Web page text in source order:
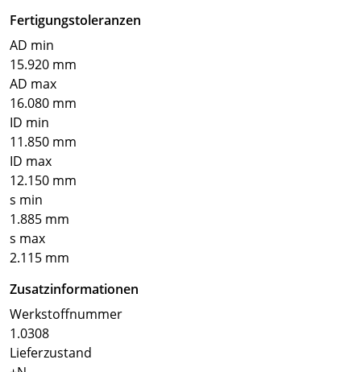
Fertigungstoleranzen
AD min
15.920 mm
AD max
16.080 mm
ID min
11.850 mm
ID max
12.150 mm
s min
1.885 mm
s max
2.115 mm
Zusatzinformationen
Werkstoffnummer
1.0308
Lieferzustand